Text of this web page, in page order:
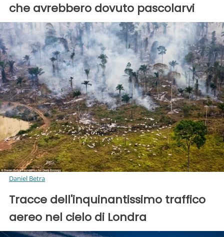
che avrebbero dovuto pascolarvi
Daniel Betra
Tracce dell'inquinantissimo traffico
aereo nel cielo di Londra